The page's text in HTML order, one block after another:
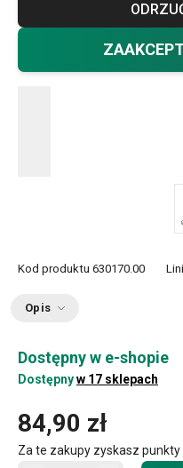
Kod produktu 630170.00
Opis
Dostępny w e-shopie
Dostępnyw 17 sklepach
84,90 zł
Za te zakupy zyskasz